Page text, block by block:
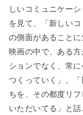
しいコミュニケー
を見て、「新しい
の側面があることに
映画の中で、ある
ションでなく、常
つくっていく」、
ちを、その都度リ
いただいてる」と